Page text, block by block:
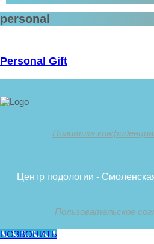
personal
Personal Gift
Политика
Центр подологии -
Пользовательское
ПОЗВОНИТЬ